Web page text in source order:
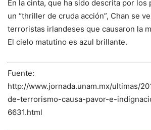
En la cinta, que ha sido descrita por los
un “thriller de cruda acción”, Chan se
terroristas irlandeses que causaron la
El cielo matutino es azul brillante.
Fuente:
http://www.jornada.unam.mx/ultimas/
de-terrorismo-causa-pavor-e-
6631.html